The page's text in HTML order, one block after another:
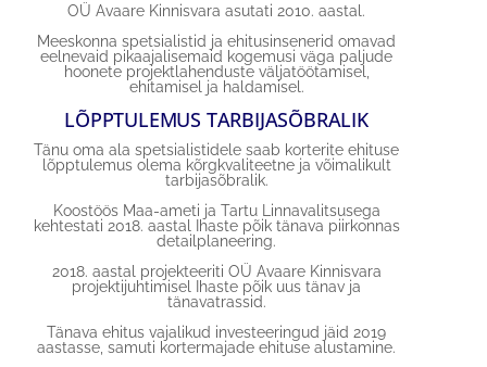
OÜ Avaare Kinnisvara asutati 2010. aastal.
Meeskonna spetsialistid ja ehitusinsenerid omavad
eelnevaid pikaajalisemaid kogemusi väga paljude
hoonete projektlahenduste väljatöötamisel,
ehitamisel ja haldamisel.
LÕPPTULEMUS TARBIJASÕBRALIK
Tänu oma ala spetsialistidele saab korterite ehituse
lõpptulemus olema kõrgkvaliteetne ja võimalikult
tarbijasõbralik.
Koostöös Maa-ameti ja Tartu Linnavalitsusega
kehtestati 2018. aastal Ihaste põik tänava piirkonnas
detailplaneering.
2018. aastal projekteeriti OÜ Avaare Kinnisvara
projektijuhtimisel Ihaste põik uus tänav ja
tänavatrassid.
Tänava ehitus vajalikud investeeringud jäid 2019
aastasse, samuti kortermajade ehituse alustamine.